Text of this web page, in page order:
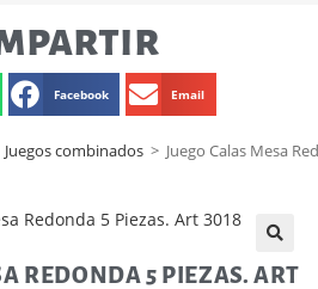
Facebook Email
Juegos combinados > Juego Calas Mesa
🔍
REDONDA 5 PIEZAS. ART